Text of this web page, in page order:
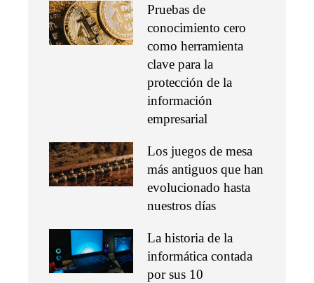
Pruebas de
conocimiento cero
como herramienta
clave para la
protección de la
información
empresarial
Los juegos de mesa
más antiguos que han
evolucionado hasta
nuestros días
La historia de la
informática contada
por sus 10